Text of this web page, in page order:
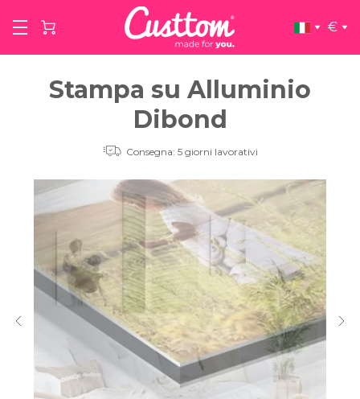
€
Stampa su Alluminio
Dibond
Consegna: 5 giorni lavorativi